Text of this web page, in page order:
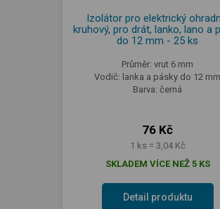
Izolátor pro elektrický
kruhový, pro drát, lanko, lano a
do 12 mm - 25 ks
Průměr: vrut 6 mm
Vodič: lanka a pásky do 12 mm
Barva: černá
76 Kč
1 ks = 3,04 Kč
SKLADEM VÍCE NEŽ 5 KS
Detail produktu